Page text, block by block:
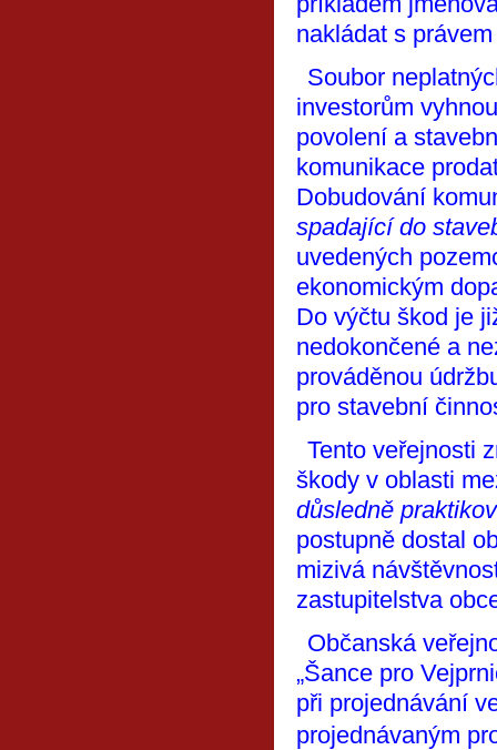
nakládat s
Soubor
investorům
povolení a
komunikace
Dobudování
spadající do
uvedených
ekonomickým
Do výčtu škod je
nedokončené a
prováděnou
pro stavební
Tento veřejnosti
škody v oblasti
důsledně
postupně dostal
mizivá
zastupitelstva
Občanská
„Šance pro
při projednávání
projednávaným